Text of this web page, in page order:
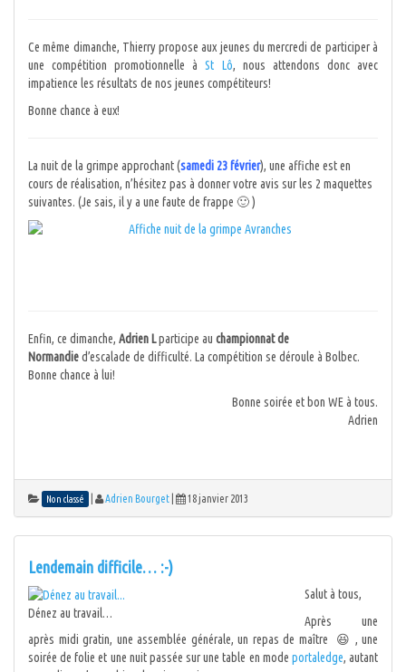
Ce même dimanche, Thierry propose aux jeunes du mercredi de participer à
une compétition promotionnelle àSt Lô, nous attendons donc avec
impatience les résultats de nos jeunes compétiteurs!
Bonne chance à eux!
La nuit de la grimpe approchant (samedi 23 février), une affiche est en
cours de réalisation, n’hésitez pas à donner votre avis sur les 2 maquettes
suivantes. (Je sais, il y a une faute de frappe 🙂 )
Enfin, ce dimanche, Adrien Lparticipe au championnat de
Normandied’escalade de difficulté. La compétition se déroule à Bolbec.
Bonne chance à lui!
Bonne soirée et bon WE à tous.
Adrien
Non classé Adrien Bourget 18 janvier 2013
Lendemain difficile… :-)
Dénez au travail…
Salut à tous,
Après une
après midi gratin, une assemblée générale, un repas de maître 😆 , une
soirée de folie et une nuit passée sur une table en mode portaledge, autant